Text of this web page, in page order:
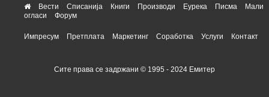
Вести Списанија Книги Производи Еурека Писма
Мали
огласи
Форум
Импресум Претплата Маркетинг Соработка Услуги Контакт
Сите права се задржани © 1995 - 2024 Емитер